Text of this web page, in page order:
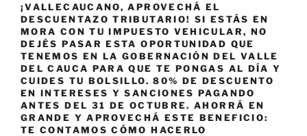
¡VALLECAUCANO, APROVECHÁ EL
DESCUENTAZO TRIBUTARIO! SI ESTÁS EN
MORA CON TU IMPUESTO VEHICULAR, NO
DEJÉS PASAR ESTA OPORTUNIDAD QUE
TENEMOS EN LA GOBERNACIÓN DEL VALLE
DEL CAUCA PARA QUE TE PONGAS AL DÍA Y
CUIDES TU BOLSILLO. 80% DE DESCUENTO
EN INTERESES Y SANCIONES PAGANDO
ANTES DEL 31 DE OCTUBRE. AHORRÁ EN
GRANDE Y APROVECHÁ ESTE BENEFICIO:
TE CONTAMOS CÓMO HACERLO